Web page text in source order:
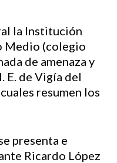
la Institución
Medio (colegio
de amenaza y
E. de Vigía del
resumen los
presenta e
Ricardo López